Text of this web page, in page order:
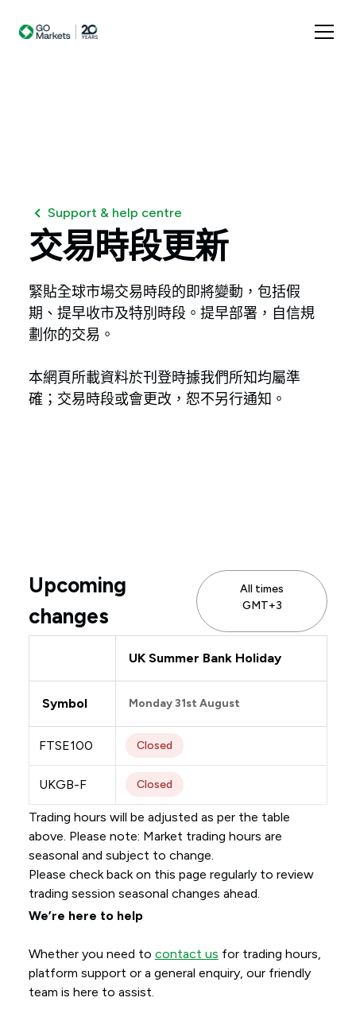
Support & help centre
交易時段更新
緊貼全球市場交易時段的即將變動，包括假
期、提早收市及特別時段。提早部署，自信規
劃你的交易。
本網頁所載資料於刊登時據我們所知均屬準
確；交易時段或會更改，恕不另行通知。
Upcoming
changes
All times
GMT+3
UK Summer Bank Holiday
Symbol Monday 31st August
FTSE100 Closed
UKGB-F Closed
Trading hours will be adjusted as per the table
above. Please note: Market trading hours are
seasonal and subject to change.
Please check back on this page regularly to review
trading session seasonal changes ahead.
We’re here to help
Whether you need to contact us for trading hours,
platform support or a general enquiry, our friendly
team is here to assist.